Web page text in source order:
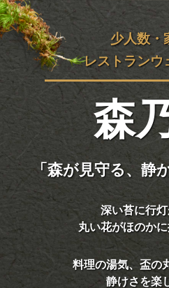
少人数・
レストランウ
森
「森が見守る、静
深い苔に行
丸い花がほのか
料理の湯気、盃の
静けさを楽